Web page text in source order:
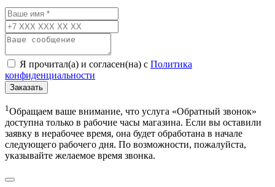
Я прочитал(а) и согласен(на) с Политика
конфиденциальности
Заказать
1 Обращаем ваше внимание, что услуга «Обратный звонок»
доступна только в рабочие часы магазина. Если вы оставили
заявку в нерабочее время, она будет обработана в начале
следующего рабочего дня. По возможности, пожалуйста,
указывайте желаемое время звонка.